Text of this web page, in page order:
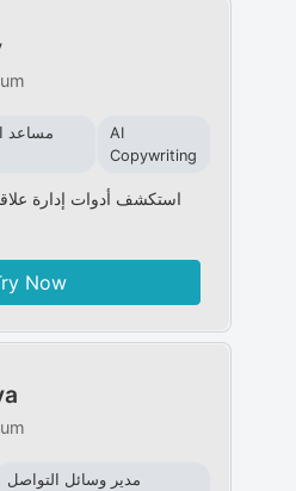
مساعد
AI
Copywriting
استكشف أدوات إدارة
Now
مدير وسائل التواصل